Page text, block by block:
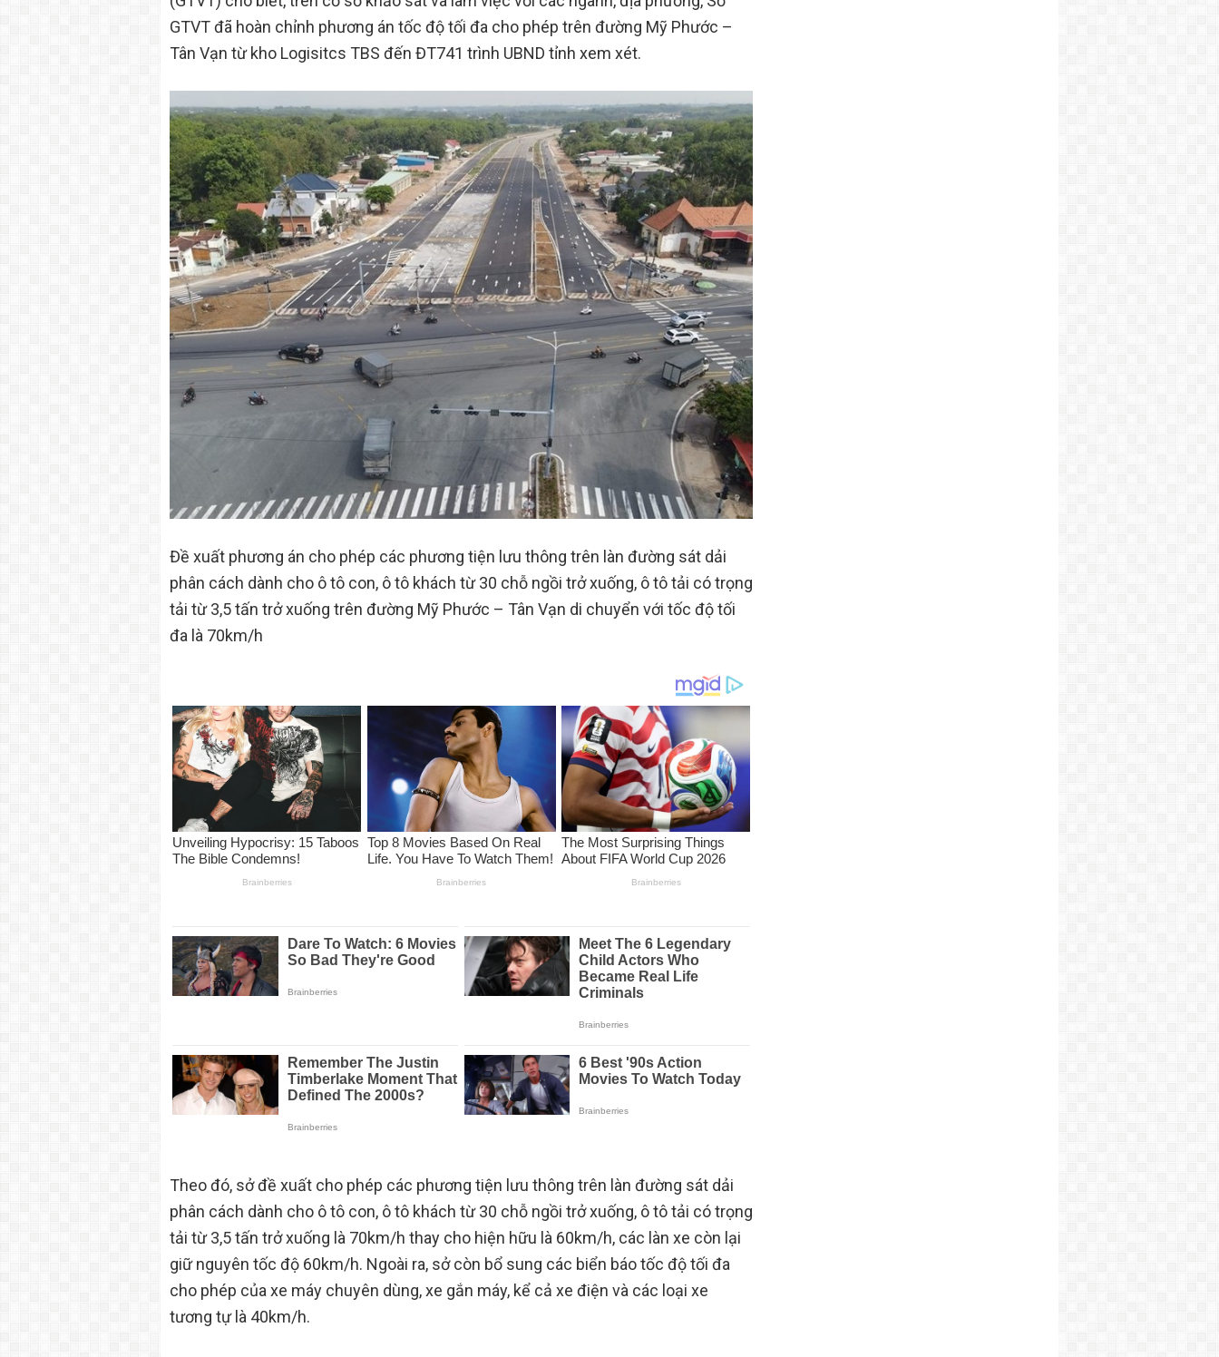
GTVT đã hoàn chỉnh phương án tốc độ tối đa cho phép trên đường Mỹ Phước –
Tân Vạn từ kho Logisitcs TBS đến ĐT741 trình UBND tỉnh xem xét.
Đề xuất phương án cho phép các phương tiện lưu thông trên làn đường sát dải
phân cách dành cho ô tô con, ô tô khách từ 30 chỗ ngồi trở xuống, ô tô tải có trọng
tải từ 3,5 tấn trở xuống trên đường Mỹ Phước – Tân Vạn di chuyển với tốc độ tối
đa là 70km/h
Theo đó, sở đề xuất cho phép các phương tiện lưu thông trên làn đường sát dải
phân cách dành cho ô tô con, ô tô khách từ 30 chỗ ngồi trở xuống, ô tô tải có trọng
tải từ 3,5 tấn trở xuống là 70km/h thay cho hiện hữu là 60km/h, các làn xe còn lại
giữ nguyên tốc độ 60km/h. Ngoài ra, sở còn bổ sung các biển báo tốc độ tối đa
cho phép của xe máy chuyên dùng, xe gắn máy, kể cả xe điện và các loại xe
tương tự là 40km/h.